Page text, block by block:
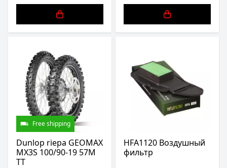
Free shipping
Dunlop riepa GEOMAX
MX3S 100/90-19 57M
TT
HFA1120 Воздушный
фильтр